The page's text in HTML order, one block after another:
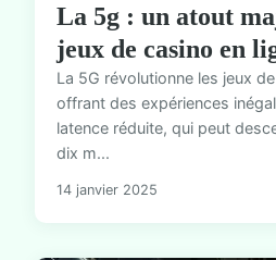
La 5g : un atout
jeux de casino en
La 5G révolutionne les jeux
offrant des expériences
latence réduite, qui peut
dix m...
14 janvier 2025